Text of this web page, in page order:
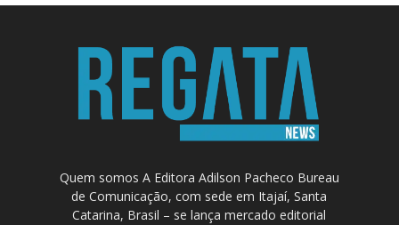
Quem somos A Editora Adilson Pacheco Bureau
de Comunicação, com sede em Itajaí, Santa
Catarina, Brasil – se lança mercado editorial